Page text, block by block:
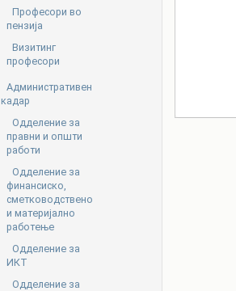
Професори во
пензија
Визитинг
професори
Административен
кадар
Oдделение за
правни и општи
работи
Одделение за
финансиско,
сметководствено
и материјално
работење
Одделение за
ИКТ
Одделение за